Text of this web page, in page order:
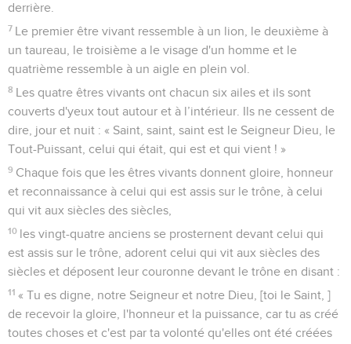
derrière.
7 Le premier être vivant ressemble à un lion, le deuxième à
un taureau, le troisième a le visage d'un homme et le
quatrième ressemble à un aigle en plein vol.
8 Les quatre êtres vivants ont chacun six ailes et ils sont
couverts d'yeux tout autour et à l’intérieur. Ils ne cessent de
dire, jour et nuit : « Saint, saint, saint est le Seigneur Dieu, le
Tout-Puissant, celui qui était, qui est et qui vient ! »
9 Chaque fois que les êtres vivants donnent gloire, honneur
et reconnaissance à celui qui est assis sur le trône, à celui
qui vit aux siècles des siècles,
10 les vingt-quatre anciens se prosternent devant celui qui
est assis sur le trône, adorent celui qui vit aux siècles des
siècles et déposent leur couronne devant le trône en disant :
11 « Tu es digne, notre Seigneur et notre Dieu, [toi le Saint, ]
de recevoir la gloire, l'honneur et la puissance, car tu as créé
toutes choses et c'est par ta volonté qu'elles ont été créées